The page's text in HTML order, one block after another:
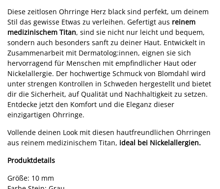
Diese zeitlosen Ohrringe Herz black sind perfekt, um deinem
Stil das gewisse Etwas zu verleihen. Gefertigt aus reinem
medizinischem Titan, sind sie nicht nur leicht und bequem,
sondern auch besonders sanft zu deiner Haut. Entwickelt in
Zusammenarbeit mit Dermatolog:innen, eignen sie sich
hervorragend für Menschen mit empfindlicher Haut oder
Nickelallergie. Der hochwertige Schmuck von Blomdahl wird
unter strengen Kontrollen in Schweden hergestellt und bietet
dir die Sicherheit, auf Qualität und Nachhaltigkeit zu setzen.
Entdecke jetzt den Komfort und die Eleganz dieser
einzigartigen Ohrringe.
Vollende deinen Look mit diesen hautfreundlichen Ohrringen
aus reinem medizinischem Titan, ideal bei Nickelallergien.
Produktdetails
Größe: 10 mm